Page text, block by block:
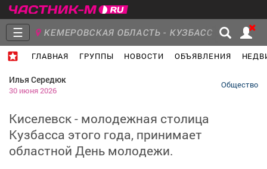
☰ КЕМЕРОВСКАЯ ОБЛАСТЬ - КУЗБАСС
ГЛАВНАЯ ГРУППЫ НОВОСТИ ОБЪЯВЛЕНИЯ
Объявления Недвижимость Услуги
Илья Середюк
30 июня 2026
Общество
Киселевск - молодежная столица
Кузбасса этого года, принимает
областной День молодежи.